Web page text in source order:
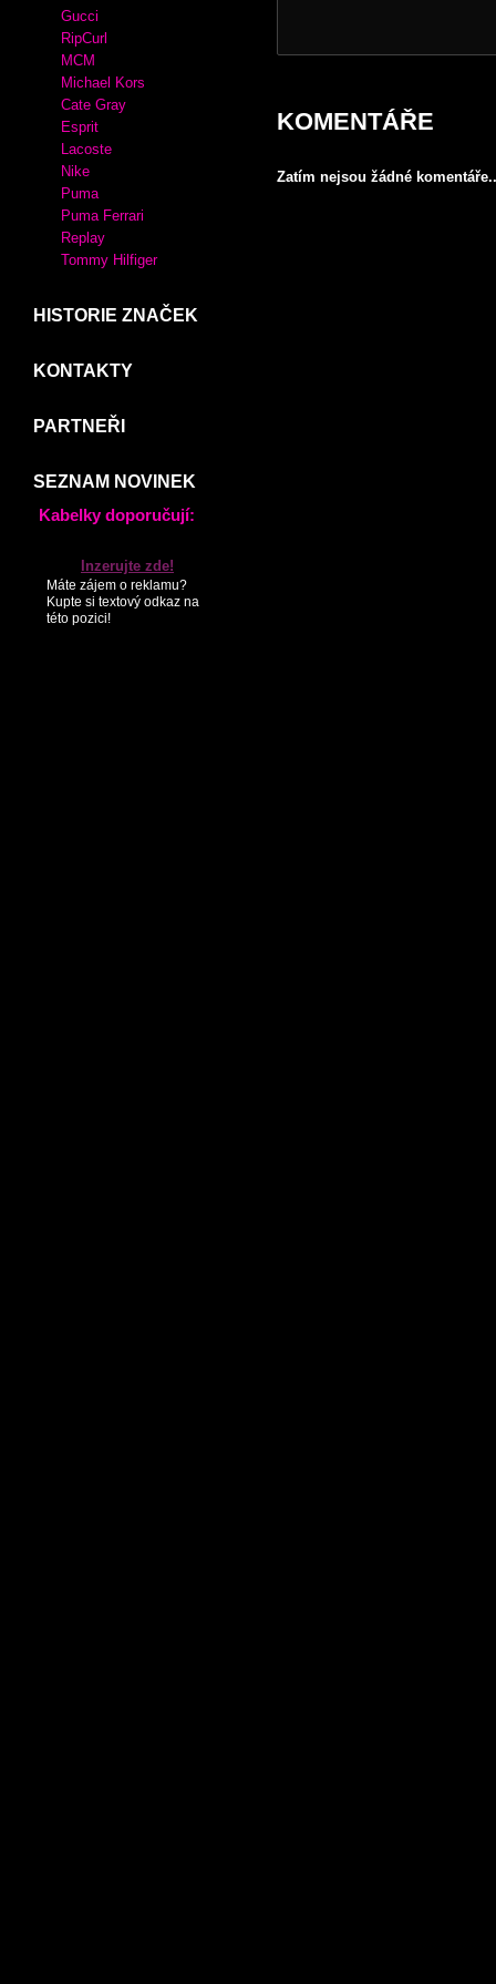
Crocs
Desigual
XTI
MIU MIU
KABELKY
Adidas
Luis Vuitton
Gucci
RipCurl
MCM
Michael Kors
Cate Gray
Lacoste
Puma Ferrari
Tommy Hilfiger
HISTORIE ZNAČEK
PARTNEŘI